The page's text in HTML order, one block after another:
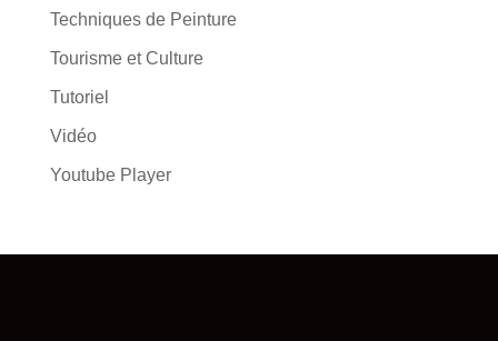
Techniques de Peinture
Tourisme et Culture
Tutoriel
Vidéo
Youtube Player